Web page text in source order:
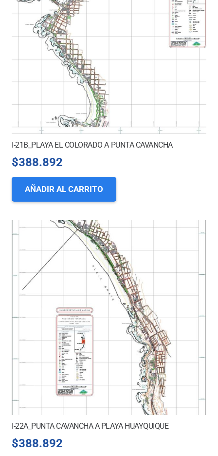
I-21B_PLAYA EL COLORADO A PUNTA CAVANCHA
$388.892
AÑADIR AL CARRITO
I-22A_PUNTA CAVANCHA A PLAYA HUAYQUIQUE
$388.892